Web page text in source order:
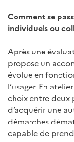
Comment se
individuels ou
Après une
propose un
évolue en
l’usager. En
choix entre deux
d’acquérir une
démarches
capable de